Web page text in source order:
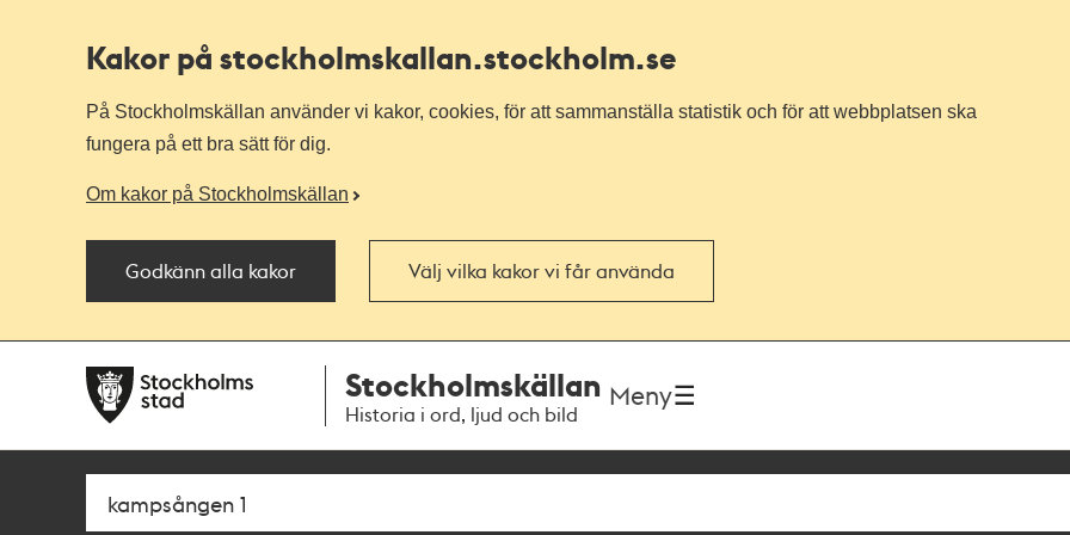
Kakor på stockholmskallan.stockholm.se
På Stockholmskällan använder vi kakor, cookies, för att sammanställa statistik och för att webbplatsen ska
fungera på ett bra sätt för dig.
Om kakor på Stockholmskällan
Godkänn alla kakor Välj vilka kakor vi får använda
navigationen
huvudinnehållet
Stockholmskällan
Historia i ord, ljud och bild
Meny
SökFritextsök